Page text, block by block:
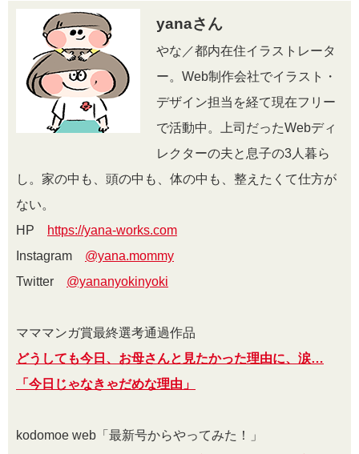
yanaさん
やな／都内在住イラストレータ
ー。Web制作会社でイラスト・
デザイン担当を経て現在フリー
で活動中。上司だったWebディ
レクターの夫と息子の3人暮ら
し。家の中も、頭の中も、体の中も、整えたくて仕方が
ない。
HP
https://yana-works.com
Instagram @yana.mommy
Twitter @yananyokinyoki
マママンガ賞最終選考通過作品
どうしても今日、お母さんと見たかった理由に、涙…
「今日じゃなきゃだめな理由」
kodomoe web「最新号からやってみた！」